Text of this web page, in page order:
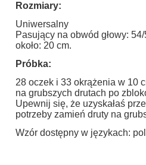
Rozmiary:
Uniwersalny
Pasujący na obwód głowy:
około: 20 cm.
Próbka:
28 oczek i 33 okrążenia w 10
na grubszych drutach po
Upewnij się, że uzyskałaś
potrzeby zamień druty na
Wzór dostępny w językach: